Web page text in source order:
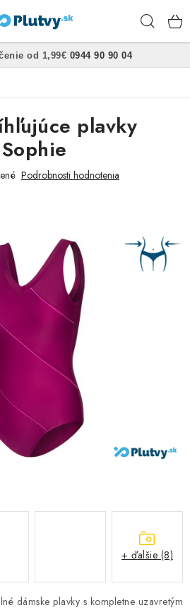
od 1,99€• 0944 90 90 04
dámske plavky s kompletne uzavretým
plavky
Podrobnosti hodnotenia
+ ďalšie (8)